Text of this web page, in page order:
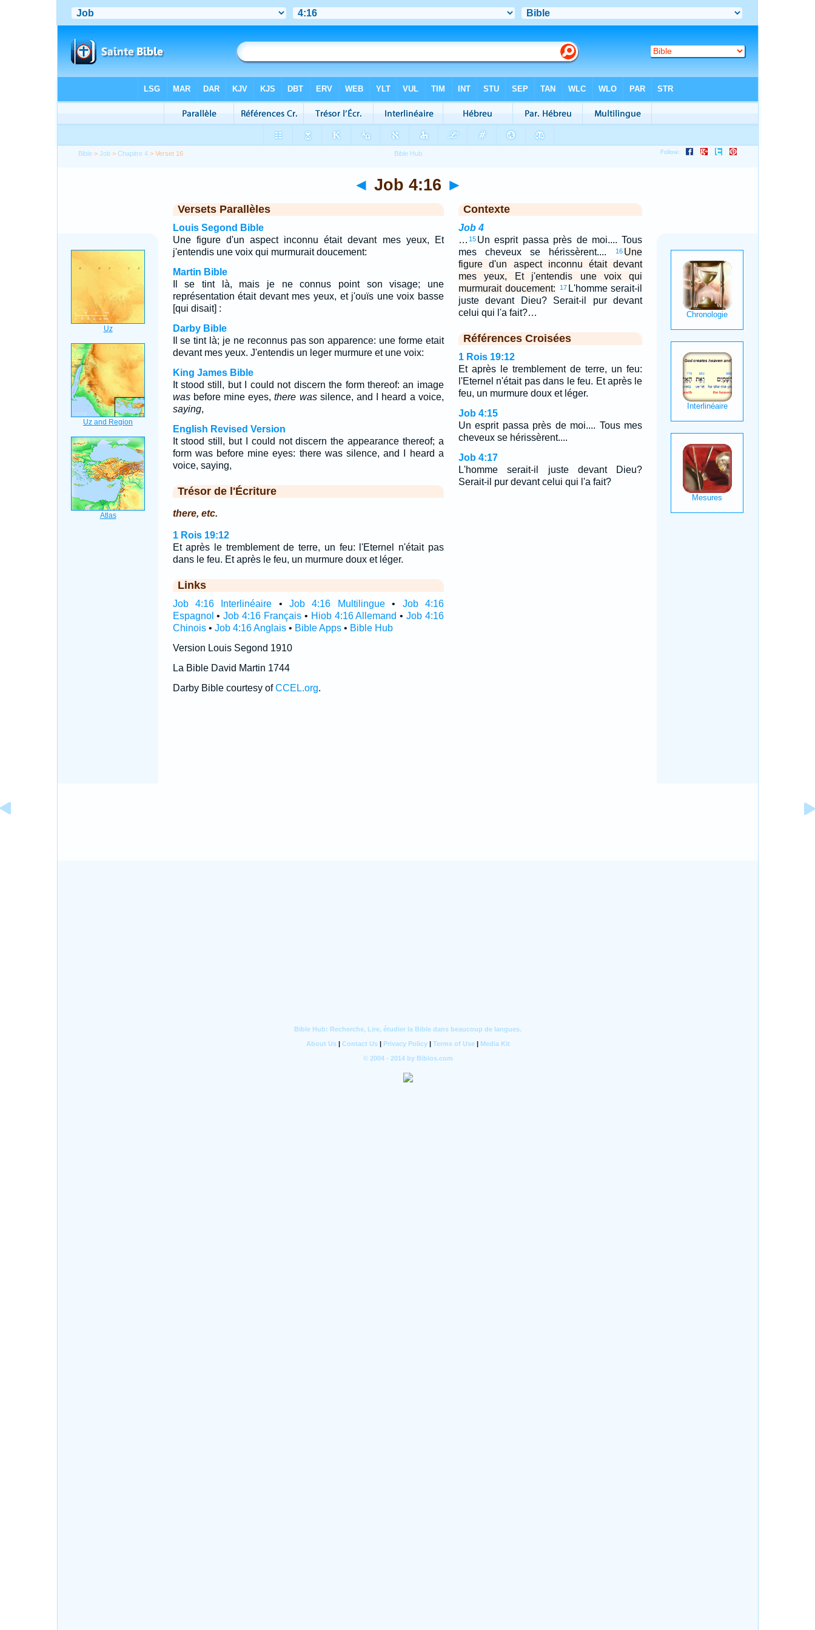
Bible >Job >Chapitre 4 > Verset 16
◄ Job 4:16 ►
Versets Parallèles
Louis Segond Bible
Une figure d'un aspect inconnu était devant mes yeux, Et
j'entendis une voix qui murmurait doucement:
Martin Bible
Il se tint là, mais je ne connus point son visage; une
représentation était devant mes yeux, et j'ouïs une voix basse
[qui disait] :
Darby Bible
Il se tint là; je ne reconnus pas son apparence: une forme etait
devant mes yeux. J'entendis un leger murmure et une voix:
King James Bible
It stood still, but I could not discern the form thereof: an image
wasbefore mine eyes,there wassilence, and I heard a voice,
saying,
English Revised Version
It stood still, but I could not discern the appearance thereof; a
form was before mine eyes: there was silence, and I heard a
voice, saying,
Trésor de l'Écriture
there, etc.
1 Rois 19:12
Et après le tremblement de terre, un feu: l'Eternel n'était pas
dans le feu. Et après le feu, un murmure doux et léger.
Links
Job 4:16 Interlinéaire •Job 4:16 Multilingue• Job 4:16
Espagnol •Job 4:16 Français• Hiob 4:16 Allemand •Job 4:16
Chinois• Job 4:16 Anglais• Bible Apps• Bible Hub
Version Louis Segond 1910
La Bible David Martin 1744
Darby Bible courtesy ofCCEL.org.
Contexte
Job 4
… 15 Un esprit passa près de moi.... Tous
mes cheveux se hérissèrent....
16 Une
figure d'un aspect inconnu était devant
mes yeux, Et j'entendis une voix qui
murmurait doucement:
17 L'homme serait-il
juste devant Dieu? Serait-il pur devant
celui qui l'a fait?…
Références Croisées
1 Rois 19:12
Et après le tremblement de terre, un feu:
l'Eternel n'était pas dans le feu. Et après le
feu, un murmure doux et léger.
Job 4:15
Un esprit passa près de moi.... Tous mes
cheveux se hérissèrent....
Job 4:17
L'homme serait-il juste devant Dieu?
Serait-il pur devant celui qui l'a fait?